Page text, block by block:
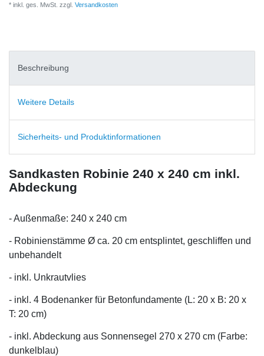
* inkl. ges. MwSt. zzgl. Versandkosten
Beschreibung
Weitere Details
Sicherheits- und Produktinformationen
Sandkasten Robinie 240 x 240 cm inkl.
Abdeckung
- Außenmaße: 240 x 240 cm
- Robinienstämme Ø ca. 20 cm entsplintet, geschliffen und
unbehandelt
- inkl. Unkrautvlies
- inkl. 4 Bodenanker für Betonfundamente (L: 20 x B: 20 x
T: 20 cm)
- inkl. Abdeckung aus Sonnensegel 270 x 270 cm (Farbe:
dunkelblau)